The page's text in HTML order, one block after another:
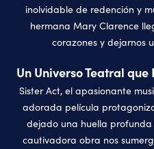
inolvidable de redención y
hermana Mary Clarence
corazones y dejarnos
Un Universo Teatral
Sister Act, el apasionante
adorada película
dejado una huella
cautivadora obra nos